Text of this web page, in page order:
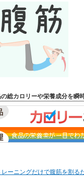
総カロリーや栄養成分を瞬
レーニングだけで腹筋を割る